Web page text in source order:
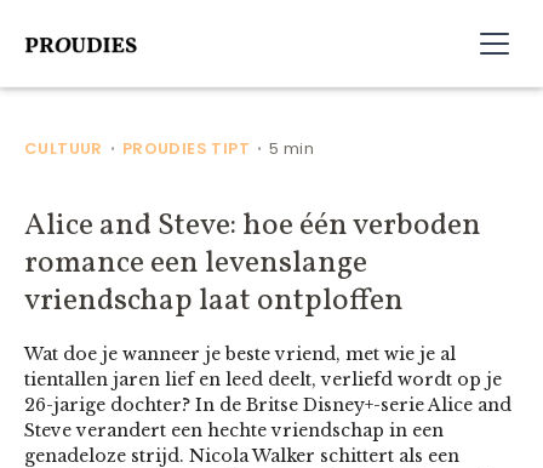
CULTUUR • PROUDIES TIPT •5 min
Alice and Steve: hoe één verboden
romance een levenslange
vriendschap laat ontploffen
Wat doe je wanneer je beste vriend, met wie je al
tientallen jaren lief en leed deelt, verliefd wordt op je
26-jarige dochter? In de Britse Disney+-serie Alice and
Steve verandert een hechte vriendschap in een
genadeloze strijd. Nicola Walker schittert als een